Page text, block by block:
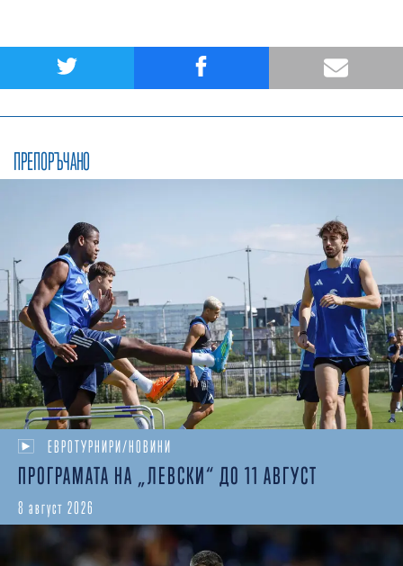
ПРЕПОРЪЧАНО
ЕВРОТУРНИРИ/НОВИНИ
ПРОГРАМАТА НА „ЛЕВСКИ“ ДО 11 АВГУСТ
8 август 2026